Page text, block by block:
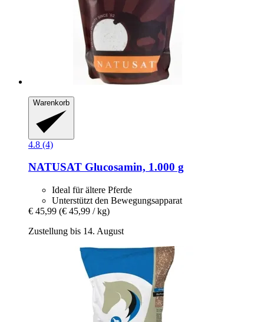
Warenkorb
4.8 (4)
NATUSAT Glucosamin, 1.000 g
Ideal für ältere Pferde
Unterstützt den Bewegungsapparat
€ 45,99 (€ 45,99 / kg)
Zustellung bis 14. August